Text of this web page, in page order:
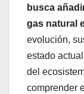
busca
gas natural
evolución,
estado
del
comprender